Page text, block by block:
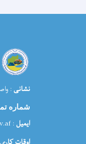
نشانی :
شماره
ایمیل : media@morr.gov.af